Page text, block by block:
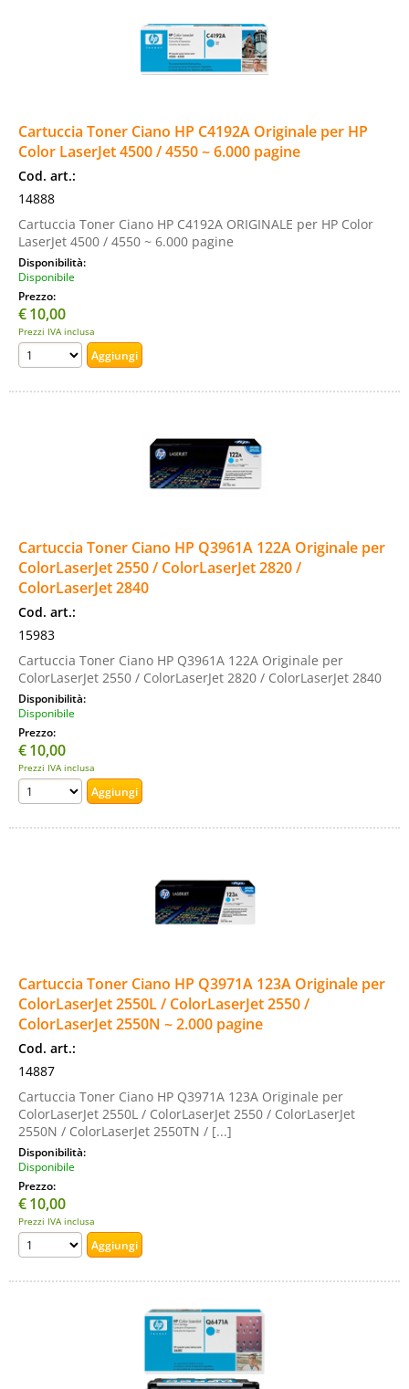
Cartuccia Toner Ciano HP C4192A Originale per HP
Color LaserJet 4500 / 4550 ~ 6.000 pagine
Cod. art.:
14888
Cartuccia Toner Ciano HP C4192A ORIGINALE per HP Color
LaserJet 4500 / 4550 ~ 6.000 pagine
Disponibilità:
Disponibile
Prezzo:
€10,00
Prezzi IVA inclusa
Cartuccia Toner Ciano HP Q3961A 122A Originale per
ColorLaserJet 2550 / ColorLaserJet 2820 /
ColorLaserJet 2840
Cod. art.:
15983
Cartuccia Toner Ciano HP Q3961A 122A Originale per
ColorLaserJet 2550 / ColorLaserJet 2820 / ColorLaserJet 2840
Disponibilità:
Disponibile
Prezzo:
€10,00
Prezzi IVA inclusa
Cartuccia Toner Ciano HP Q3971A 123A Originale per
ColorLaserJet 2550L / ColorLaserJet 2550 /
ColorLaserJet 2550N ~ 2.000 pagine
Cod. art.:
14887
Cartuccia Toner Ciano HP Q3971A 123A Originale per
ColorLaserJet 2550L / ColorLaserJet 2550 / ColorLaserJet
2550N / ColorLaserJet 2550TN / [...]
Disponibilità:
Disponibile
Prezzo:
€10,00
Prezzi IVA inclusa